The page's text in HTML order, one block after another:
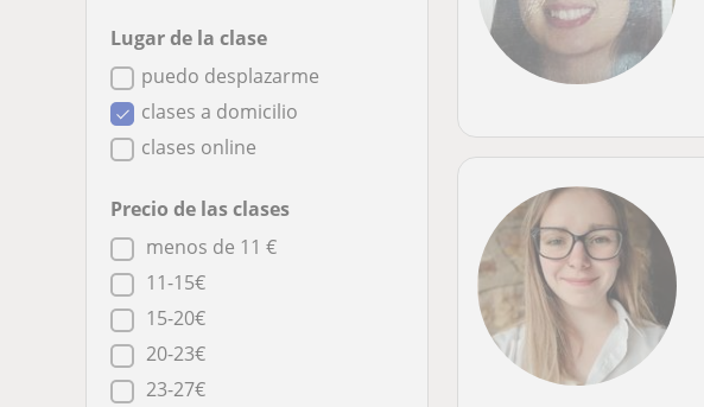
Lugar de la clase
puedo desplazarme
clases a domicilio
clases online
Precio de las clases
menos de 11 €
11-15€
15-20€
20-23€
23-27€